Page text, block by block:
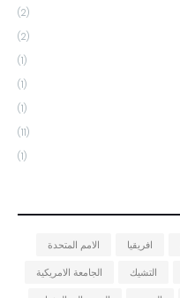
(2)
(2)
(1)
(1)
(1)
(11)
(1)
افريقيا
الامم المتحدة
التشيك
الجامعة الامريكية